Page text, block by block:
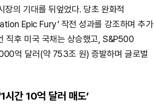
의 기대를 뒤엎었다. 당초 완화적
Epic Fury’ 작전 성과를 강조하며 추가
직후 미국 국채는 상승했고, S&P500
억 달러(약 753조 원) 증발하며 글로벌
시간 10억 달러 매도’